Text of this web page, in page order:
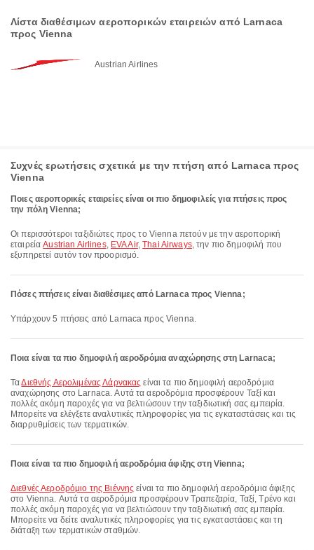
Λίστα διαθέσιμων αεροπορικών εταιρειών από Larnaca
προς Vienna
Austrian Airlines
Συχνές ερωτήσεις σχετικά με την πτήση από Larnaca προς
Vienna
Ποιες αεροπορικές εταιρείες είναι οι πιο δημοφιλείς για πτήσεις προς
την πόλη Vienna;
Οι περισσότεροι ταξιδιώτες προς το Vienna πετούν με την αεροπορική
εταιρείαAustrian Airlines, EVA Air,Thai Airways, την πιο δημοφιλή που
εξυπηρετεί αυτόν τον προορισμό.
Πόσες πτήσεις είναι διαθέσιμες από Larnaca προς Vienna;
Υπάρχουν 5 πτήσεις από Larnaca προς Vienna.
Ποια είναι τα πιο δημοφιλή αεροδρόμια αναχώρησης στη Larnaca;
ΤαΔιεθνής Αερολιμένας Λάρνακας είναι τα πιο δημοφιλή αεροδρόμια
αναχώρησης στο Larnaca. Αυτά τα αεροδρόμια προσφέρουν Ταξί και
πολλές ακόμη παροχές για να βελτιώσουν την ταξιδιωτική σας εμπειρία.
Μπορείτε να ελέγξετε αναλυτικές πληροφορίες για τις εγκαταστάσεις και τις
διαρρυθμίσεις των τερματικών.
Ποια είναι τα πιο δημοφιλή αεροδρόμια άφιξης στη Vienna;
Διεθνές Αεροδρόμιο της Βιέννης είναι τα πιο δημοφιλή αεροδρόμια άφιξης
στο Vienna. Αυτά τα αεροδρόμια προσφέρουν Τραπεζαρία, Ταξί, Τρένο και
πολλές ακόμη παροχές για να βελτιώσουν την ταξιδιωτική σας εμπειρία.
Μπορείτε να δείτε αναλυτικές πληροφορίες για τις εγκαταστάσεις και τη
διάταξη των τερματικών σταθμών.